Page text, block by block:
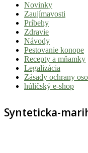
Tvoj
sprievodca
svetom
pohody
stoner
Novinky
Zaujímavosti
Príbehy
Zdravie
Návody
Pestovanie konope
Recepty a mňamky
Legalizácia
Zásady ochrany
húličský e-shop
Synteticka-